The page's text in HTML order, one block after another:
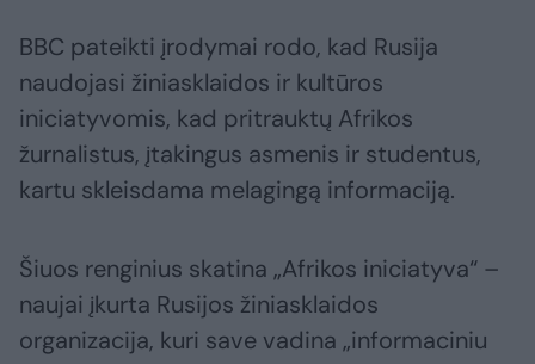
BBC pateikti įrodymai rodo, kad Rusija
naudojasi žiniasklaidos ir kultūros
iniciatyvomis, kad pritrauktų Afrikos
žurnalistus, įtakingus asmenis ir studentus,
kartu skleisdama melagingą informaciją.
Šiuos renginius skatina „Afrikos iniciatyva“ –
naujai įkurta Rusijos žiniasklaidos
organizacija, kuri save vadina „informaciniu